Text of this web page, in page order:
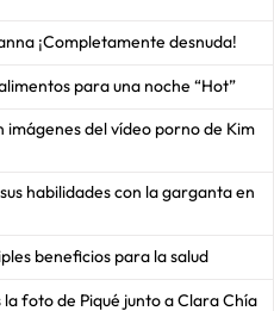
¡Completamente desnuda!
para una noche “Hot”
imágenes del vídeo porno de Kim
habilidades con la garganta en
beneficios para la salud
foto de Piqué junto a Clara Chía